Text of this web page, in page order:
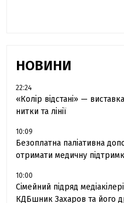
НОВИНИ
22:24
«Колір відстані» —
нитки та лінії
10:09
Безоплатна паліативна
отримати медичну
10:00
Сімейний підряд
КДБшник Захаров та його